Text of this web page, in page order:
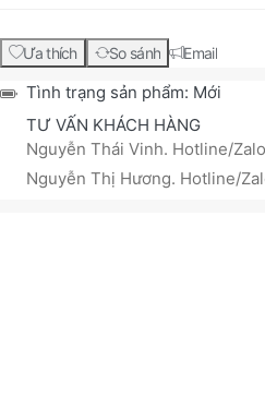
Ưa thích So sánh Email
Tình trạng sản phẩm: Mới
TƯ VẤN KHÁCH HÀNG
Nguyễn Thái Vinh. Hotline/
Nguyễn Thị Hương. Hotline/